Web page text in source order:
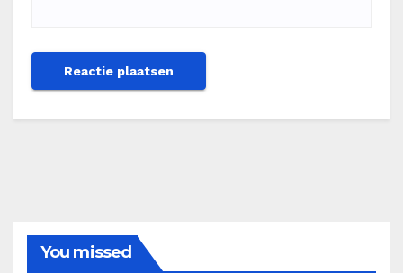
You missed